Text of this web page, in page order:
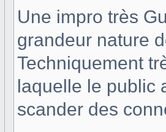
Une impro très
grandeur nature
Techniquement
laquelle le public
scander des